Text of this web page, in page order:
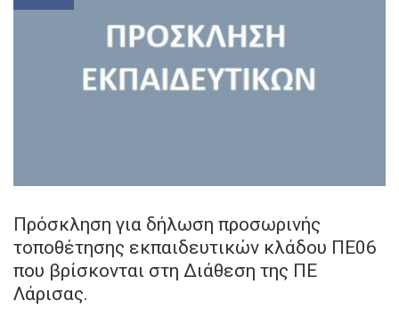
Πρόσκληση για δήλωση προσωρινής
τοποθέτησης εκπαιδευτικών κλάδου ΠΕ06
που βρίσκονται στη Διάθεση της ΠΕ
Λάρισας.